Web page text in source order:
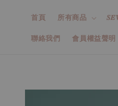
首頁 所有商品
聯絡我們 會員權益聲明